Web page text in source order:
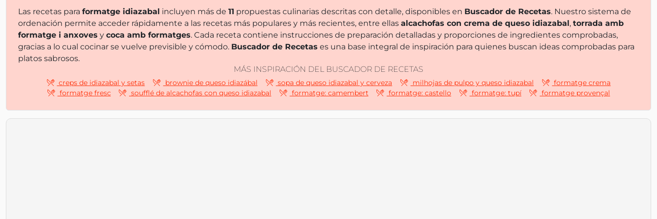
Las recetas para formatge idiazabal incluyen más de 11 propuestas culinarias descritas con detalle, disponibles en Buscador de Recetas. Nuestro sistema de
ordenación permite acceder rápidamente a las recetas más populares y más recientes, entre ellas alcachofas con crema de queso idiazabal, torrada amb
formatge i anxoves y coca amb formatges. Cada receta contiene instrucciones de preparación detalladas y proporciones de ingredientes comprobadas,
gracias a lo cual cocinar se vuelve previsible y cómodo. Buscador de Recetas es una base integral de inspiración para quienes buscan ideas comprobadas para
platos sabrosos.
MÁS INSPIRACIÓN DEL BUSCADOR DE RECETAS
creps de idiazabal y setas brownie de queso idiazábal sopa de queso idiazabal y cerveza milhojas de pulpo y queso idiazabal
formatge crema
formatge fresc
soufflé de alcachofas con queso idiazabal formatge: camembert formatge: castello formatge: tupí formatge provençal